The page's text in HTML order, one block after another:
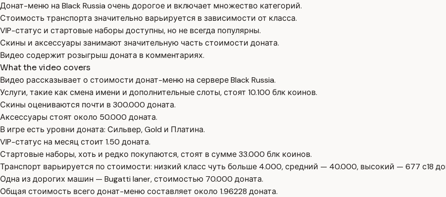
Донат-меню на Black Russia очень дорогое и включает множество категорий.
Стоимость транспорта значительно варьируется в зависимости от класса.
VIP-статус и стартовые наборы доступны, но не всегда популярны.
Скины и аксессуары занимают значительную часть стоимости доната.
Видео содержит розыгрыш доната в комментариях.
What the video covers
Видео рассказывает о стоимости донат-меню на сервере Black Russia.
Услуги, такие как смена имени и дополнительные слоты, стоят 10.100 блк коинов.
Скины оцениваются почти в 300.000 доната.
Аксессуары стоят около 50.000 доната.
В игре есть уровни доната: Сильвер, Gold и Платина.
VIP-статус на месяц стоит 1.50 доната.
Стартовые наборы, хоть и редко покупаются, стоят в сумме 33.000 блк коинов.
Транспорт варьируется по стоимости: низкий класс чуть больше 4.000, средний — 40.000, высокий — 677 с18
Одна из дорогих машин — Bugatti laner, стоимостью 70.000 доната.
Общая стоимость всего донат-меню составляет около 1.96228 доната.